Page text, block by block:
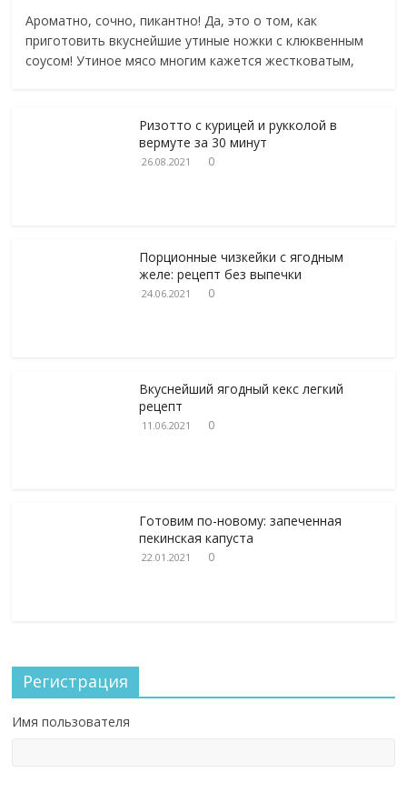
Ароматно, сочно, пикантно! Да, это о том, как
приготовить вкуснейшие утиные ножки с клюквенным
соусом! Утиное мясо многим кажется жестковатым,
Ризотто с курицей и рукколой в
вермуте за 30 минут
26.08.2021 0
Порционные чизкейки с ягодным
желе: рецепт без выпечки
24.06.2021 0
Вкуснейший ягодный кекс легкий
рецепт
11.06.2021 0
Готовим по-новому: запеченная
пекинская капуста
22.01.2021 0
Регистрация
Имя пользователя